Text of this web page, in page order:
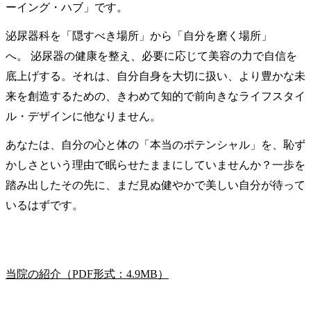
ーイング・ハブ」です。
泌尿器科を「隠すべき場所」から「自分を磨く場所」
へ。 泌尿器の健康を整え、必要に応じて美容の力で自信を
底上げする。それは、自分自身を大切に扱い、より豊かな未
来を創造するための、きわめて知的で前向きなライフスタイ
ル・デザインに他なりません。
あなたは、自分の心と体の「本当のポテンシャル」を、恥ず
かしさという理由で眠らせたままにしていませんか？一歩を
踏み出したその先に、まだ見ぬ健やかで美しい自分が待って
いるはずです。
当院の紹介（PDF形式：4.9MB）